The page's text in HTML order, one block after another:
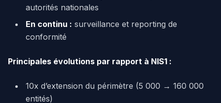
autorités nationales
En continu : surveillance et reporting de
conformité
Principales évolutions par rapport à NIS1 :
10x d’extension du périmètre (5 000 → 160 000
entités)